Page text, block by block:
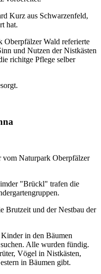
Kurz aus Schwarzenfeld,
hat.
Oberpfälzer Wald referierte
und Nutzen der Nistkästen
richitge Pflege selber
vom Naturpark Oberpfälzer
"Brückl" trafen die
Brutzeit und der Nestbau der
in den Bäumen
Alle wurden fündig.
Vögel in Nistkästen,
in Bäumen gibt.